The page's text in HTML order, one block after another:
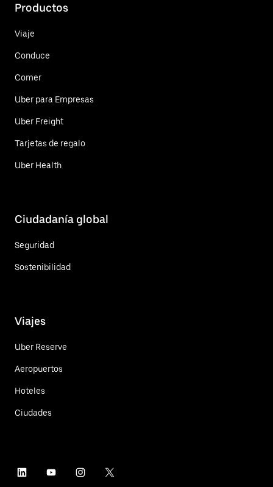
Productos
Viaje
Conduce
Comer
Uber para Empresas
Uber Freight
Tarjetas de regalo
Uber Health
Ciudadanía global
Seguridad
Sostenibilidad
Viajes
Uber Reserve
Aeropuertos
Hoteles
Ciudades